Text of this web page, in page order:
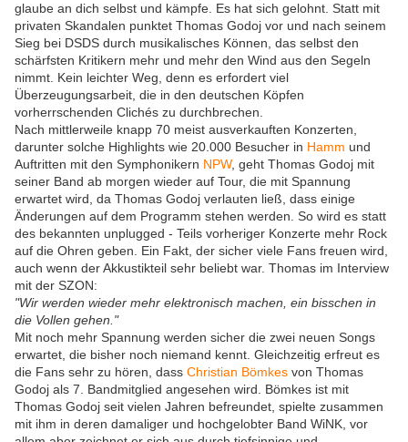
glaube an dich selbst und kämpfe. Es hat sich gelohnt. Statt mit
privaten Skandalen punktet Thomas Godoj vor und nach seinem
Sieg bei DSDS durch musikalisches Können, das selbst den
schärfsten Kritikern mehr und mehr den Wind aus den Segeln
nimmt. Kein leichter Weg, denn es erfordert viel
Überzeugungsarbeit, die in den deutschen Köpfen
vorherrschenden Clichés zu durchbrechen.
Nach mittlerweile knapp 70 meist ausverkauften Konzerten,
darunter solche Highlights wie 20.000 Besucher in Hamm und
Auftritten mit den Symphonikern NPW, geht Thomas Godoj mit
seiner Band ab morgen wieder auf Tour, die mit Spannung
erwartet wird, da Thomas Godoj verlauten ließ, dass einige
Änderungen auf dem Programm stehen werden. So wird es statt
des bekannten unplugged - Teils vorheriger Konzerte mehr Rock
auf die Ohren geben. Ein Fakt, der sicher viele Fans freuen wird,
auch wenn der Akkustikteil sehr beliebt war. Thomas im Interview
mit der SZON:
"Wir werden wieder mehr elektronisch machen, ein bisschen in
die Vollen gehen."
Mit noch mehr Spannung werden sicher die zwei neuen Songs
erwartet, die bisher noch niemand kennt. Gleichzeitig erfreut es
die Fans sehr zu hören, dass Christian Bömkes von Thomas
Godoj als 7. Bandmitglied angesehen wird. Bömkes ist mit
Thomas Godoj seit vielen Jahren befreundet, spielte zusammen
mit ihm in deren damaliger und hochgelobter Band WiNK, vor